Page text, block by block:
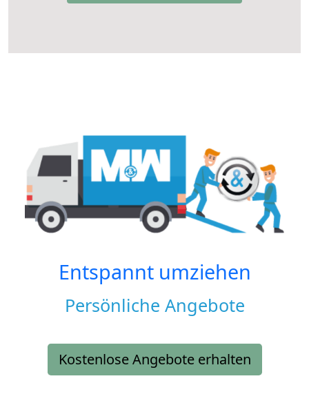
Entspannt umziehen
Persönliche Angebote
Kostenlose Angebote erhalten